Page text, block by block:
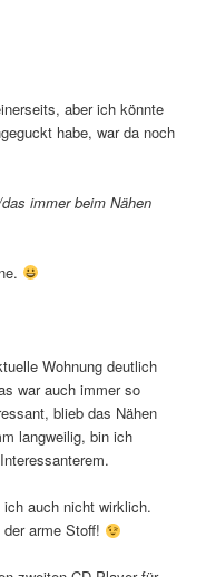
aber ich könnte
habe, war da noch
immer beim Nähen
Wohnung deutlich
war auch immer so
blieb das Nähen
langweilig, bin ich
ich auch nicht wirklich.
arme Stoff!